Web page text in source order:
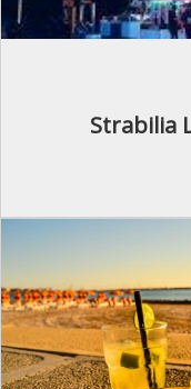
Strabilia